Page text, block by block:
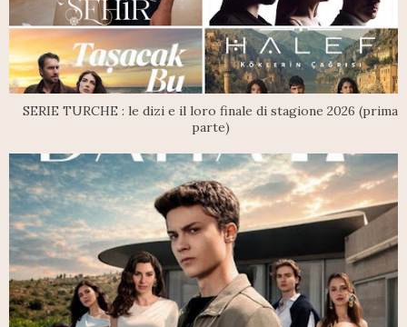
SERIE TURCHE : le dizi e il loro finale di stagione 2026 (prima
parte)